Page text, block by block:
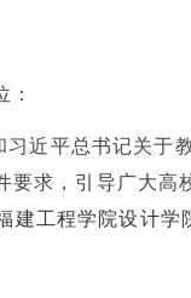
习近平总书记关
要求，引导广大
建工程学院设计学